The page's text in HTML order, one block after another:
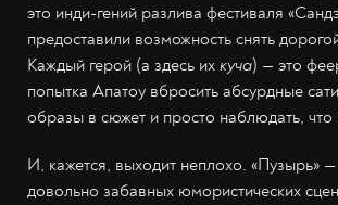
это инди-гений разлива фестиваля
предоставили возможность снять
Каждый герой (а здесь их куча) — это
попытка Апатоу вбросить абсурдные
образы в сюжет и просто наблюдать, что
И, кажется, выходит неплохо. «Пузырь» —
довольно забавных юмористических